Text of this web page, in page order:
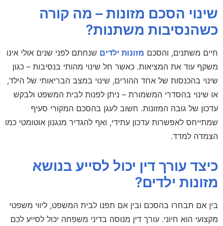
שינוי הסכם מזונות – מה קורה
כשהנסיבות משתנות?
חיים משתנים, והסכם מזונות ילדים שנחתם לפני שנים אולי אינו
משקף עוד את המציאות. כאשר חל שינוי מהותי בנסיבות – כגון
שינוי בהכנסות של אחד ההורים, שינוי במצב הבריאותי של הילד,
או שינוי בהסדרי המשמורת – ניתן לפנות לבית המשפט ולבקש
עדכון של גובה המזונות. חשוב לעגן בהסכם המקורי סעיף
שמתייחס לאפשרות עדכון עתידי, ואף להגדיר מנגנון אוטומטי כמו
הצמדה למדד.
כיצד עורך דין יכול לסייע בנושא
מזונות ילדים?
בין אם תבחרו בהסכם ובין אם תפנו לבית המשפט, ליווי משפטי
מקצועי הוא חיוני. עורך דין מנוסה בדיני משפחה יכול לסייע לכם